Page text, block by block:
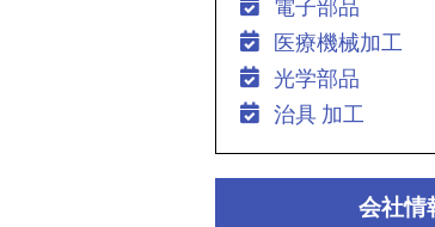
電子部品
医療機械加工
光学部品
治具 加工
会社情